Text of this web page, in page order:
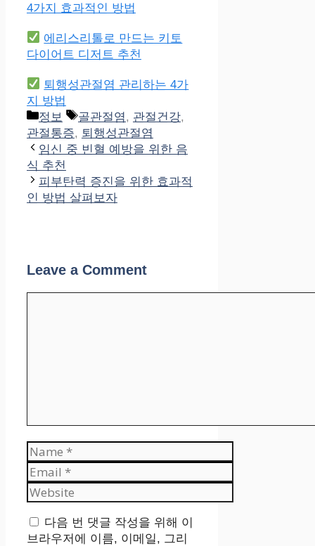
4가지 효과적인 방법
에리스리톨로 만드는 키토
다이어트 디저트 추천
퇴행성관절염 관리하는 4가
지 방법
Categories
정보 Tags
골관절염, 관절건강,
관절통증, 퇴행성관절염
임신 중 빈혈 예방을 위한 음
식 추천
피부탄력 증진을 위한 효과적
인 방법 살펴보자
Leave a Comment
Name
Email
Website
다음 번 댓글 작성을 위해 이
브라우저에 이름, 이메일, 그리